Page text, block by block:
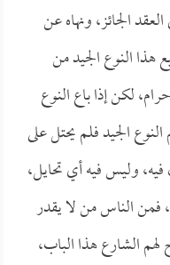
الجائز، ونهاه عن
هذا النوع الجيد من
لكن إذا باع النوع
الجيد فلم يحتل على
وليس فيه أي تحايل،
فمن الناس من لا يقدر
لهم الشارع هذا الباب،